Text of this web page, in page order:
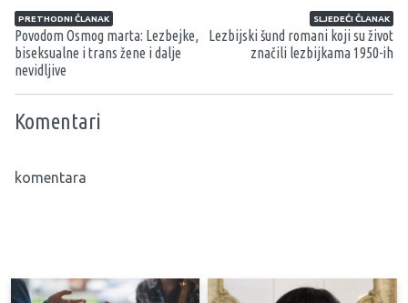
Navigacija članaka
PRETHODNI ČLANAK
Povodom Osmog marta: Lezbejke,
biseksualne i trans žene i dalje
nevidljive
SLJEDEĆI ČLANAK
Lezbijski šund romani koji su život
značili lezbijkama 1950-ih
Komentari
komentara